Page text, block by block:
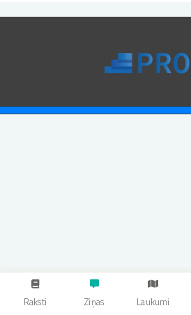
Raksti Ziņas Laukumi